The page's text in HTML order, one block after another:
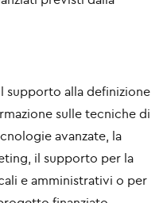
supporto alla definizione
sulle tecniche di
avanzate, la
il supporto per la
e amministrativi o per